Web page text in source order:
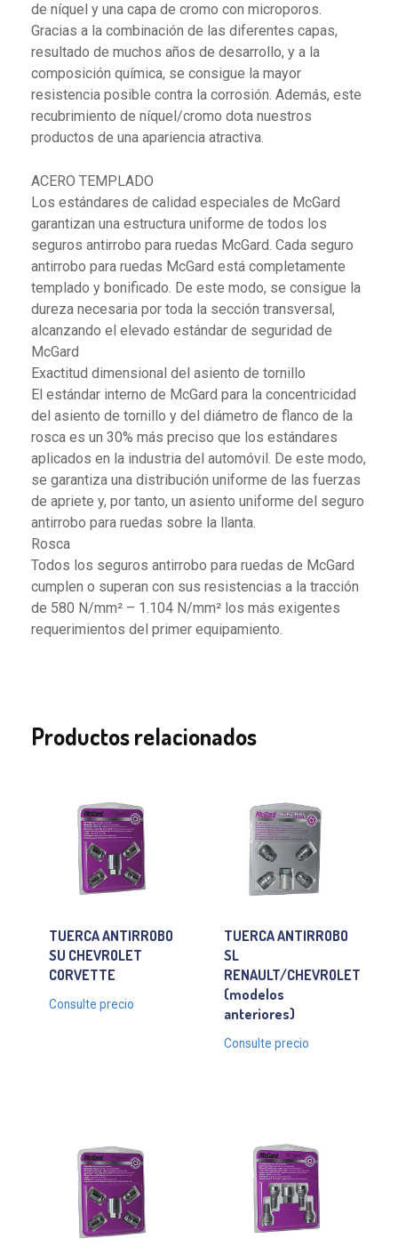
de níquel y una capa de cromo con microporos.
Gracias a la combinación de las diferentes capas,
resultado de muchos años de desarrollo, y a la
composición química, se consigue la mayor
resistencia posible contra la corrosión. Además, este
recubrimiento de níquel/cromo dota nuestros
productos de una apariencia atractiva.
ACERO TEMPLADO
Los estándares de calidad especiales de McGard
garantizan una estructura uniforme de todos los
seguros antirrobo para ruedas McGard. Cada seguro
antirrobo para ruedas McGard está completamente
templado y bonificado. De este modo, se consigue la
dureza necesaria por toda la sección transversal,
alcanzando el elevado estándar de seguridad de
McGard
Exactitud dimensional del asiento de tornillo
El estándar interno de McGard para la concentricidad
del asiento de tornillo y del diámetro de flanco de la
rosca es un 30% más preciso que los estándares
aplicados en la industria del automóvil. De este modo,
se garantiza una distribución uniforme de las fuerzas
de apriete y, por tanto, un asiento uniforme del seguro
antirrobo para ruedas sobre la llanta.
Rosca
Todos los seguros antirrobo para ruedas de McGard
cumplen o superan con sus resistencias a la tracción
de 580 N/mm² – 1.104 N/mm² los más exigentes
requerimientos del primer equipamiento.
Productos relacionados
TUERCA ANTIRROBO
SU CHEVROLET
CORVETTE
Consulte precio
TUERCA ANTIRROBO
SL
RENAULT/CHEVROLET
(modelos
anteriores)
Consulte precio